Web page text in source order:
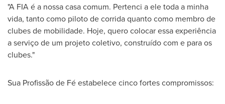
"A FIA é a nossa casa comum. Pertenci a ele toda a minha
vida, tanto como piloto de corrida quanto como membro de
clubes de mobilidade. Hoje, quero colocar essa experiência
a serviço de um projeto coletivo, construído com e para os
clubes."
Sua Profissão de Fé estabelece cinco fortes compromissos: